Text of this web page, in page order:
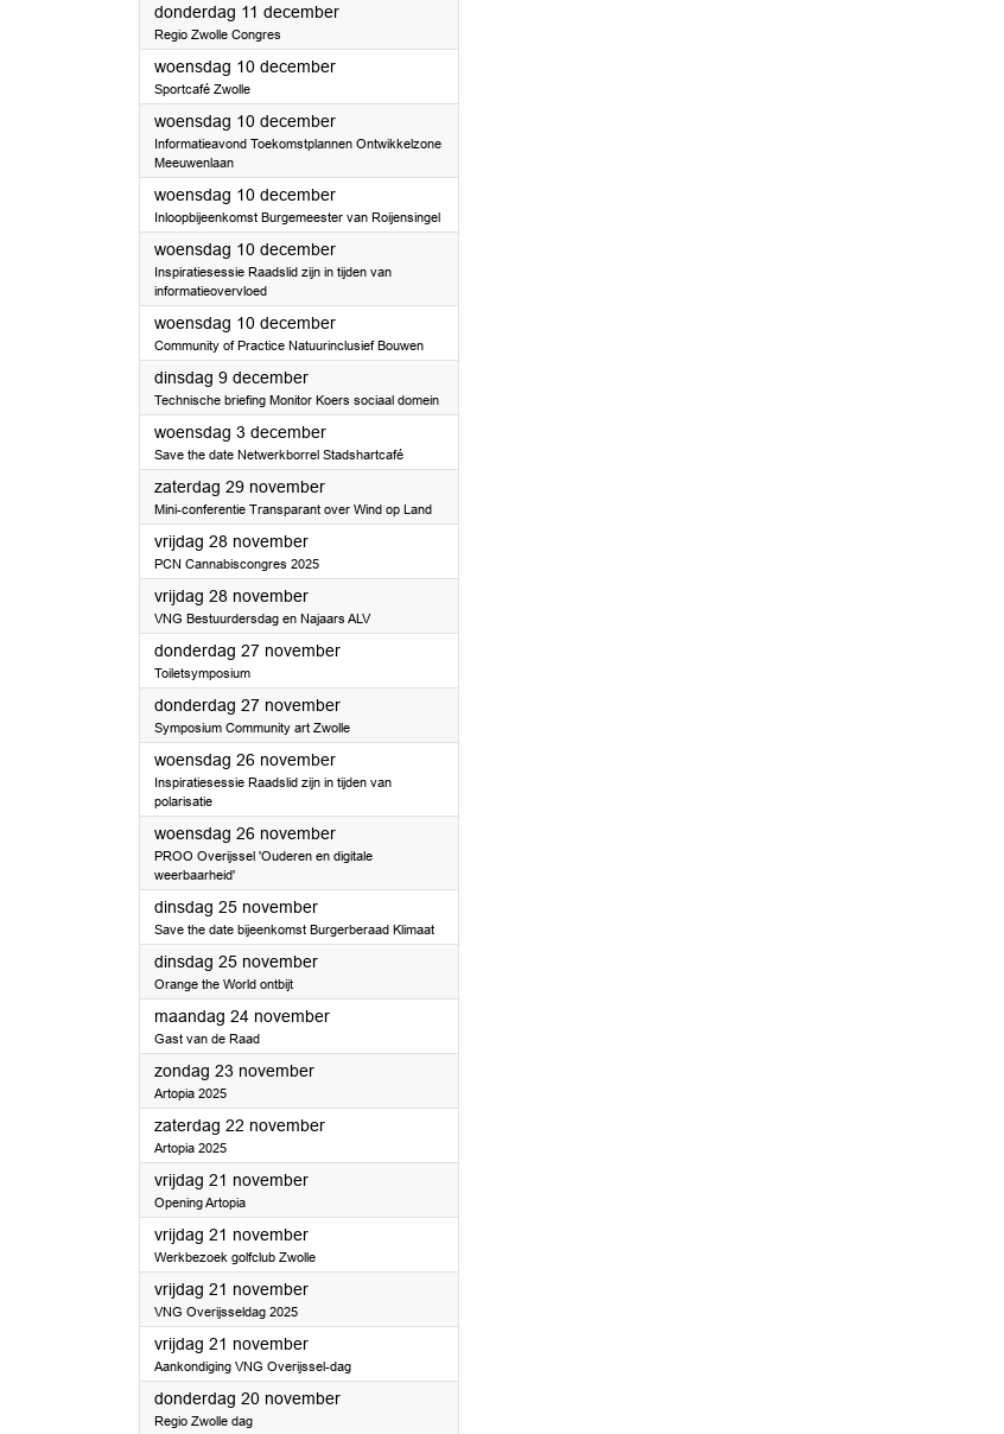
donderdag 11 december2025
Regio Zwolle Congres
woensdag 10 december2025
Sportcafé Zwolle
woensdag 10 december2025
Informatieavond Toekomstplannen Ontwikkelzone
Meeuwenlaan
woensdag 10 december2025
Inloopbijeenkomst Burgemeester van Roijensingel
woensdag 10 december2025
Inspiratiesessie Raadslid zijn in tijden van
informatieovervloed
woensdag 10 december2025
Community of Practice Natuurinclusief Bouwen
dinsdag 9 december2025
Technische briefing Monitor Koers sociaal domein
woensdag 3 december2025
Save the date Netwerkborrel Stadshartcafé
zaterdag 29 november2025
Mini-conferentie Transparant over Wind op Land
vrijdag 28 november2025
PCN Cannabiscongres 2025
vrijdag 28 november2025
VNG Bestuurdersdag en Najaars ALV
donderdag 27 november2025
Toiletsymposium
donderdag 27 november2025
Symposium Community art Zwolle
woensdag 26 november2025
Inspiratiesessie Raadslid zijn in tijden van
polarisatie
woensdag 26 november2025
PROO Overijssel 'Ouderen en digitale
weerbaarheid'
dinsdag 25 november2025
Save the date bijeenkomst Burgerberaad Klimaat
dinsdag 25 november2025
Orange the World ontbijt
maandag 24 november2025
Gast van de Raad
zondag 23 november2025
Artopia 2025
zaterdag 22 november2025
Artopia 2025
vrijdag 21 november2025
Opening Artopia
vrijdag 21 november2025
Werkbezoek golfclub Zwolle
vrijdag 21 november2025
VNG Overijsseldag 2025
vrijdag 21 november2025
Aankondiging VNG Overijssel-dag
donderdag 20 november2025
Regio Zwolle dag